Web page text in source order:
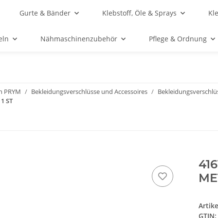
Gurte & Bänder Klebstoff, Öle & Sprays
Nähmaschinenzubehör Pflege & Ordnung
PRYM Bekleidungsverschlüsse und Accessoires
ST
GTIN: